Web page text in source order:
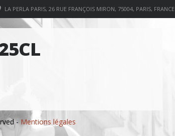
LA PERLA PARIS, 26 RUE FRANÇOIS MIRON, 75004, PARIS, FRANCE
-Mentions légales